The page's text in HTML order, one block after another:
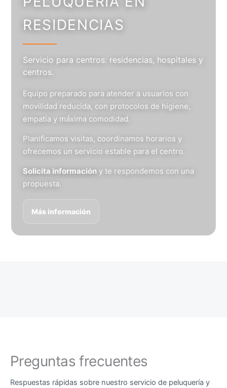
RESIDENCIAS
Servicio para centros: residencias, hospitales y
centros.
Equipo preparado para atender a usuarios con
movilidad reducida, con protocolos de higiene,
empatía y máxima comodidad.
Planificamos visitas, coordinamos horarios y
ofrecemos un servicio estable para el centro.
Solicita información y te respondemos con una
propuesta.
Más información
Preguntas frecuentes
Respuestas rápidas sobre nuestro servicio de peluquería y